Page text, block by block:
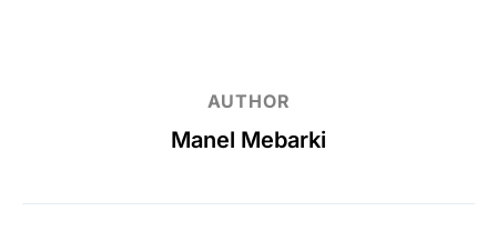
AUTHOR
Manel Mebarki